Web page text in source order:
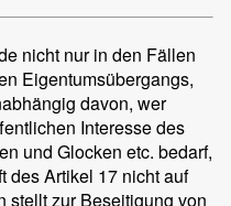
nicht nur in den Fällen
Eigentumsübergangs,
davon, wer
Interesse des
und Glocken etc. bedarf,
des Artikel 17 nicht auf
stellt zur Beseitigung von